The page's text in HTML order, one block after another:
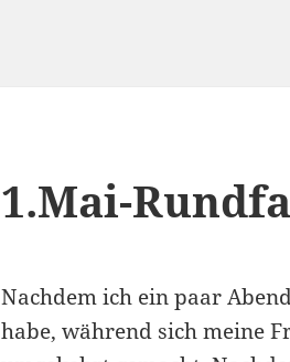
1.Mai-
Nachdem ich ein paar
habe, während sich meine